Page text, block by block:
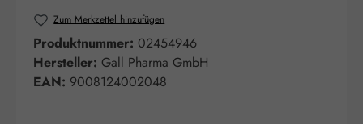
Zum Merkzettel hinzufügen
Produktnummer: 02454946
Hersteller: Gall Pharma GmbH
EAN: 9008124002048